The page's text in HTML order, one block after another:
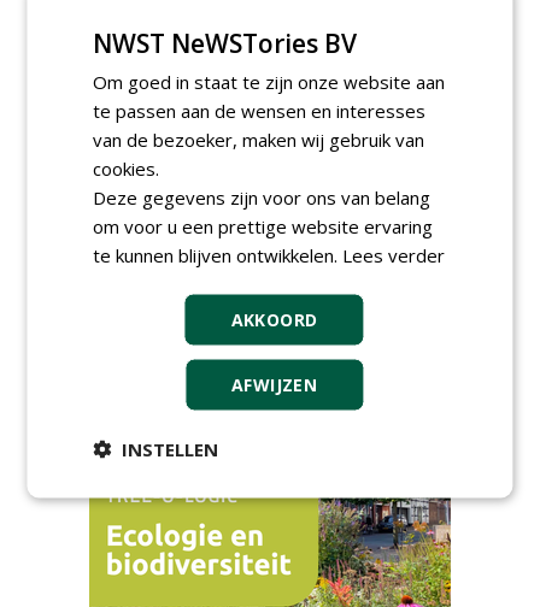
centraal in Appeltern
donderdag 27 augustus 2026
Openbare Ruimte Congres
2026: integrale keuzes
centraal in Zaanstad
donderdag 3 september 2026
Lunchwebinar: zo voorkom je
dat natuurinclusieve
ambities stranden
dinsdag 8 september 2026
tien jaar duurzame
dakontwikkeling
vrijdag 18 september 2026
NWST NeWSTories BV
Om goed in staat te zijn onze website aan
te passen aan de wensen en interesses
van de bezoeker, maken wij gebruik van
cookies.
Deze gegevens zijn voor ons van belang
om voor u een prettige website ervaring
te kunnen blijven ontwikkelen. Lees verder
AKKOORD
AFWIJZEN
INSTELLEN